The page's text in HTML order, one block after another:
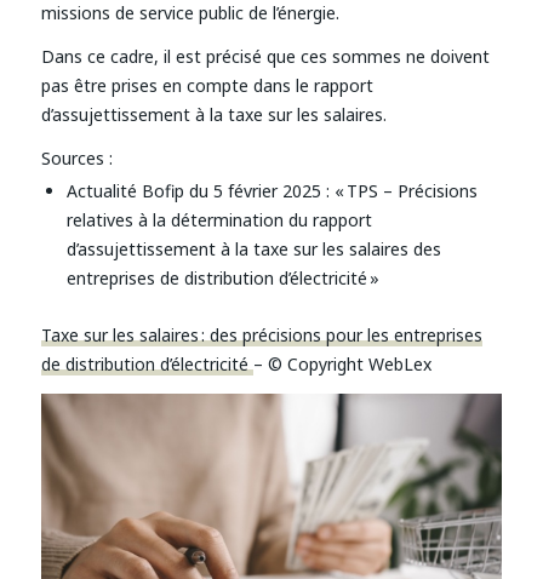
missions de service public de l’énergie.
Dans ce cadre, il est précisé que ces sommes ne doivent
pas être prises en compte dans le rapport
d’assujettissement à la taxe sur les salaires.
Sources :
Actualité Bofip du 5 février 2025 : « TPS – Précisions
relatives à la détermination du rapport
d’assujettissement à la taxe sur les salaires des
entreprises de distribution d’électricité »
Taxe sur les salaires : des précisions pour les entreprises
de distribution d’électricité– © Copyright WebLex